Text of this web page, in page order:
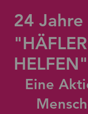
24 Jahre
"HÄFLER
HELFEN"
Eine